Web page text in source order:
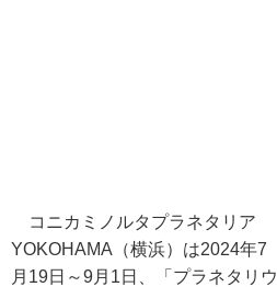
コニカミノルタプラネタリア
YOKOHAMA（横浜）は2024年7
月19日～9月1日、「プラネタリウ